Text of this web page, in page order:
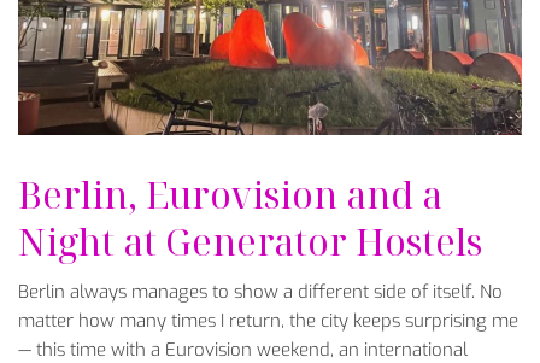
Berlin, Eurovision and a
Night at Generator Hostels
Berlin always manages to show a different side of itself. No
matter how many times I return, the city keeps surprising me
— this time with a Eurovision weekend, an international